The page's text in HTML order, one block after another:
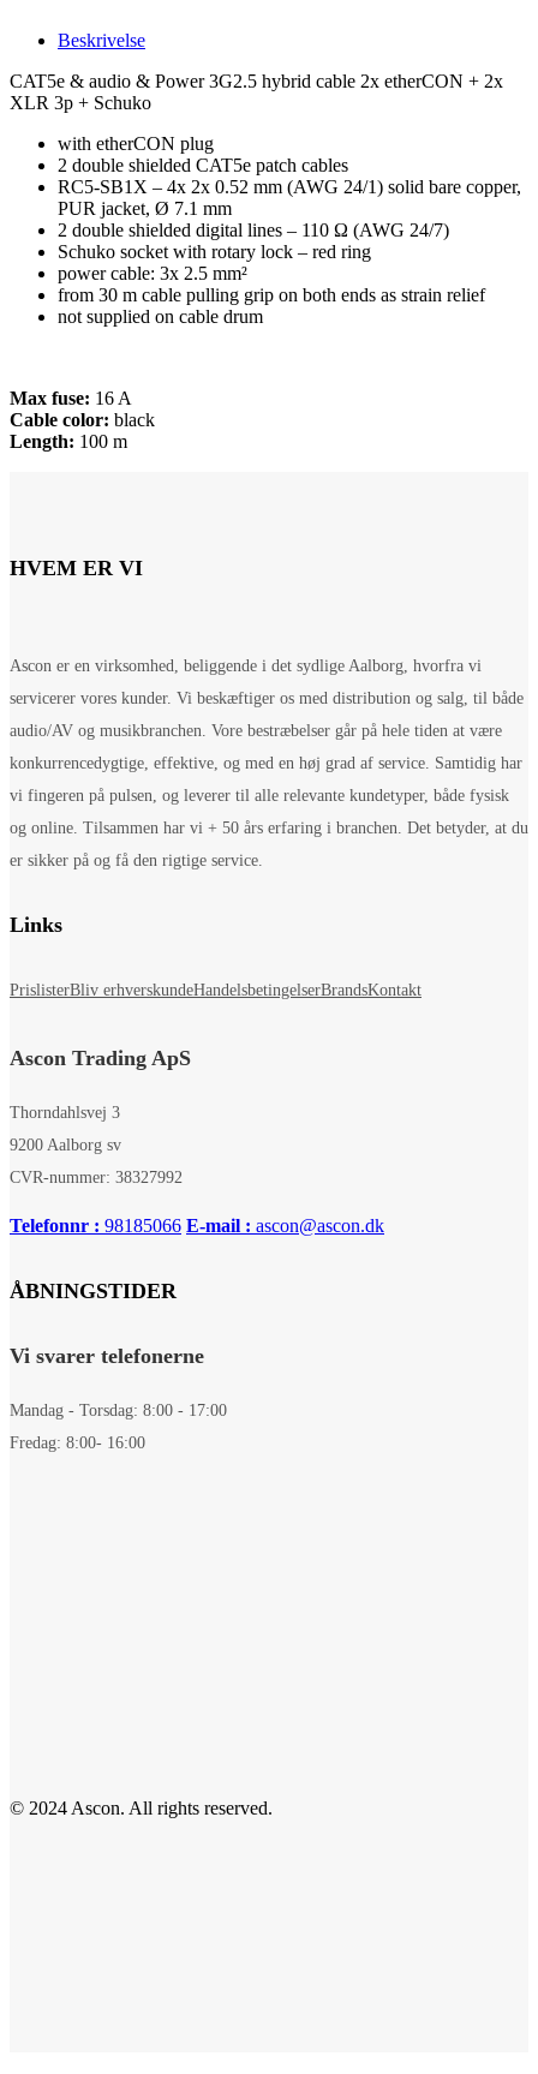
Beskrivelse
CAT5e & audio & Power 3G2.5 hybrid cable 2x etherCON + 2x
XLR 3p + Schuko
with etherCON plug
2 double shielded CAT5e patch cables
RC5-SB1X – 4x 2x 0.52 mm (AWG 24/1) solid bare copper,
PUR jacket, Ø 7.1 mm
2 double shielded digital lines – 110 Ω (AWG 24/7)
Schuko socket with rotary lock – red ring
power cable: 3x 2.5 mm²
from 30 m cable pulling grip on both ends as strain relief
not supplied on cable drum
Max fuse: 16 A
Cable color: black
Length: 100 m
HVEM ER VI
Ascon er en virksomhed, beliggende i det sydlige Aalborg, hvorfra vi
servicerer vores kunder. Vi beskæftiger os med distribution og salg, til både
audio/AV og musikbranchen. Vore bestræbelser går på hele tiden at være
konkurrencedygtige, effektive, og med en høj grad af service. Samtidig har
vi fingeren på pulsen, og leverer til alle relevante kundetyper, både fysisk
og online. Tilsammen har vi + 50 års erfaring i branchen. Det betyder, at du
er sikker på og få den rigtige service.
Links
PrislisterBliv erhverskundeHandelsbetingelserBrandsKontakt
Ascon Trading ApS
Thorndahlsvej 3
9200 Aalborg sv
CVR-nummer: 38327992
Telefonnr : 98185066 E-mail : ascon@ascon.dk
ÅBNINGSTIDER
Vi svarer telefonerne
Mandag - Torsdag: 8:00 - 17:00
Fredag: 8:00- 16:00
© 2024 Ascon. All rights reserved.